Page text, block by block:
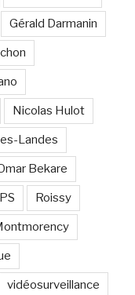
Gérald Darmanin
Nicolas Hulot
Landes
Bekare
PS Roissy
vidéosurveillance